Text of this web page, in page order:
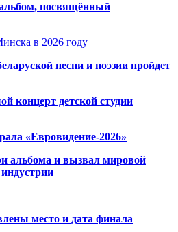
посвящённый
в 2026 году
песни и поэзии пройдет
концерт детской студии
«Евровидение-2026»
альбома и вызвал мировой
место и дата финала